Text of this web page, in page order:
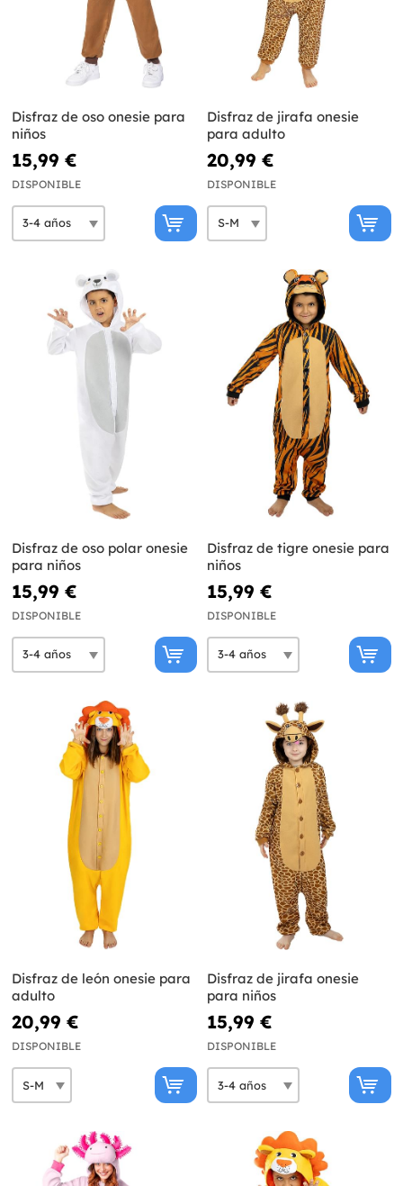
Disfraz de oso onesie para
niños
15,99 €
DISPONIBLE
Disfraz de jirafa onesie
para adulto
20,99 €
DISPONIBLE
Disfraz de oso polar onesie
para niños
15,99 €
DISPONIBLE
Disfraz de tigre onesie para
niños
15,99 €
DISPONIBLE
Disfraz de león onesie para
adulto
20,99 €
DISPONIBLE
Disfraz de jirafa onesie
para niños
15,99 €
DISPONIBLE